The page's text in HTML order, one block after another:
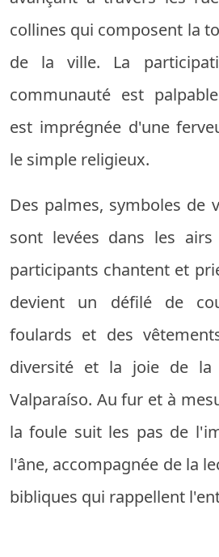
collines qui composent la
de la ville. La
communauté est
est imprégnée d'une
le simple religieux.
Des palmes, symboles de
sont levées dans les
participants chantent et
devient un défilé de
foulards et des
diversité et la joie de la
Valparaíso. Au fur et à
la foule suit les pas de
l'âne, accompagnée de la
bibliques qui rappellent